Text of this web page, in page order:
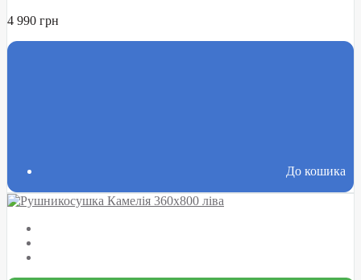
4 990 грн
До кошика